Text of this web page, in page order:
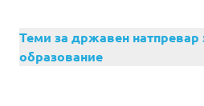
Теми за државен натпревар
образование